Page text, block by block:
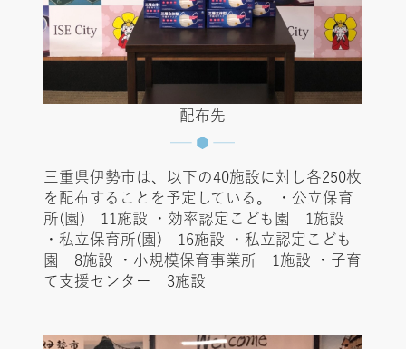
配布先
三重県伊勢市は、以下の40施設に対し各250枚
を配布することを予定している。 ・公立保育
所(園) 11施設 ・効率認定こども園 1施設
・私立保育所(園) 16施設 ・私立認定こども
園 8施設 ・小規模保育事業所 1施設 ・子育
て支援センター 3施設